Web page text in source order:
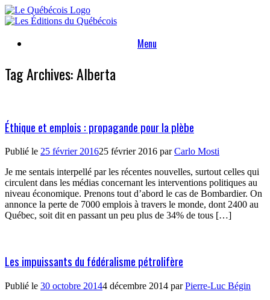
Skip
to
Menu
Tag Archives:Alberta
Éthique et emplois : propagande pour la plèbe
Publié le 25 février 201625 février 2016 parCarlo Mosti
Je me sentais interpellé par les récentes nouvelles, surtout celles qui
circulent dans les médias concernant les interventions politiques au
niveau économique. Prenons tout d’abord le cas de Bombardier. On
annonce la perte de 7000 emplois à travers le monde, dont 2400 au
Québec, soit dit en passant un peu plus de 34% de tous […]
Les impuissants du fédéralisme pétrolifère
Publié le 30 octobre 20144 décembre 2014 parPierre-Luc Bégin